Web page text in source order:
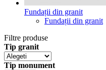
Fundații din granit
Fundații din granit
Filtre produse
Tip granit
Tip monument